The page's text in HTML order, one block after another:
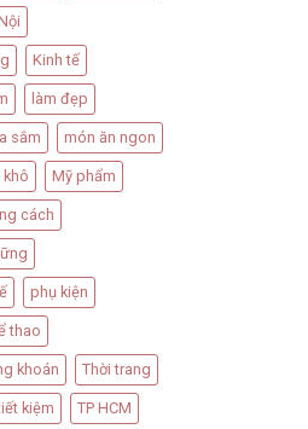
Kinh tế
làm đẹp
sắm món ăn ngon
Mỹ phẩm
cách
phụ kiện
thao
khoán Thời trang
kiệm TP HCM